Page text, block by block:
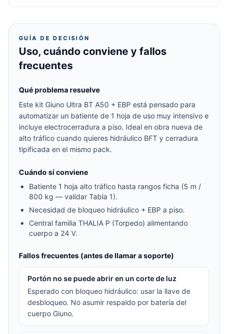
GUÍA DE DECISIÓN
Uso, cuándo conviene y fallos
frecuentes
Qué problema resuelve
Este kit Giuno Ultra BT A50 + EBP está pensado para
automatizar un batiente de 1 hoja de uso muy intensivo e
incluye electrocerradura a piso. Ideal en obra nueva de
alto tráfico cuando quieres hidráulico BFT y cerradura
tipificada en el mismo pack.
Cuándo sí conviene
Batiente 1 hoja alto tráfico hasta rangos ficha (5 m /
800 kg — validar Tabla 1).
Necesidad de bloqueo hidráulico + EBP a piso.
Central familia THALIA P (Torpedo) alimentando
cuerpo a 24 V.
Fallos frecuentes (antes de llamar a soporte)
Portón no se puede abrir en un corte de luz
Esperado con bloqueo hidráulico: usar la llave de
desbloqueo. No asumir respaldo por batería del
cuerpo Giuno.